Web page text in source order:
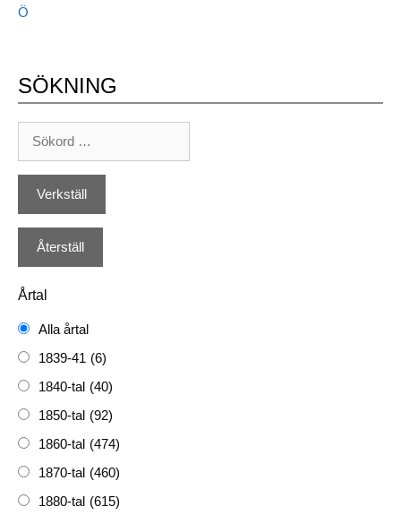
Ö
SÖKNING
Årtal
Alla årtal
1839-41 (6)
1840-tal (40)
1850-tal (92)
1860-tal (474)
1870-tal (460)
1880-tal (615)